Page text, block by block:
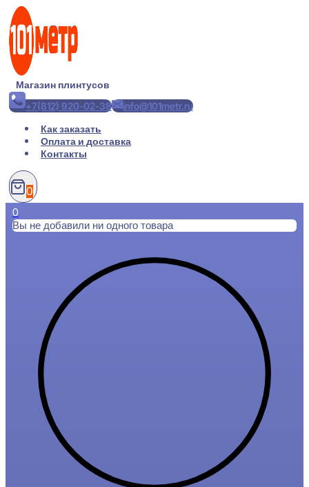
Перейти
содержимому
Магазин плинтусов
+7(812) 920-02-38
info@101metr.ru
Как заказать
Оплата и доставка
Контакты
0
0
Вы не добавили ни одного товара